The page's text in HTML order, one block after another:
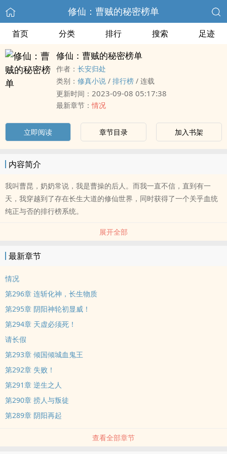
修仙：曹贼的秘密榜单
首页 分类 排行 搜索 足迹
修仙：曹贼的秘密榜单
作者： 长安归处
类别： 修真小说 / 排行榜 / 连载
更新时间： 2023-09-08 05:17:38
最新章节：情况
立即阅读 章节目录 加入书架
内容简介
我叫曹昆，奶奶常说，我是曹操的后人。而我一直不信，直到有一
天，我穿越到了存在长生大道的修仙世界，同时获得了一个关乎血统
纯正与否的排行榜系统。
攻略排行榜上的人物，就能得到各种匪夷所思的物品，成仙了道不再
我悟了。但同时，我与曹贼何异？
展开全部
最新章节
情况
第296章 连斩化神，长生物质
第295章 阴阳神轮初显威！
第294章 天虚必须死！
请长假
第293章 倾国倾城血鬼王
第292章 失败！
第291章 逆生之人
第290章 捞人与叛徒
第289章 阴阳再起
查看全部章节